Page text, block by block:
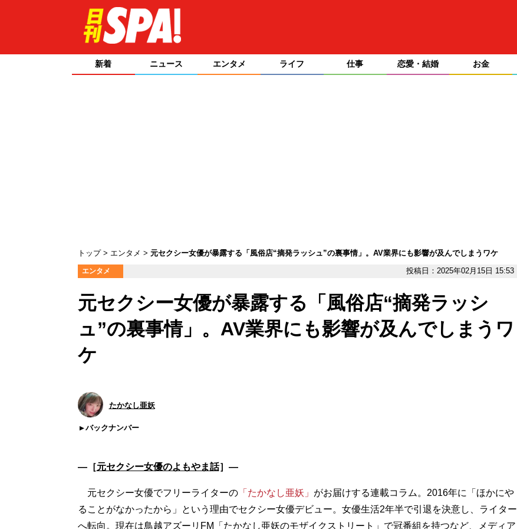
新着 ニュース エンタメ ライフ 仕事 恋愛・結婚 お金
トップ エンタメ 元セクシー女優が暴露する「風俗店“摘発ラッシュ”の裏事情」。AV業界にも影響が及んでしまうワケ
エンタメ 投稿日：2025年02月15日 15:53
元セクシー女優が暴露する「風俗店“摘発ラッシ
ュ”の裏事情」。AV業界にも影響が及んでしまうワ
ケ
たかなし亜妖
バックナンバー
―［元セクシー女優のよもやま話］―
元セクシー女優でフリーライターの「たかなし亜妖」 がお届けする連載コラム。2016年に「ほかにや
ることがなかったから」という理由でセクシー女優デビュー。女優生活2年半で引退を決意し、ライター
へ転向。現在は鳥越アズーリFM「たかなし亜妖のモザイクストリート」で冠番組を持つなど、メディア